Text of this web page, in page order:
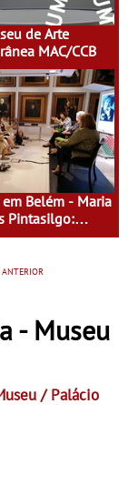
de Arte
MAC/CCB
em Belém - Maria
Pintasilgo:
Tempo Novo
anterior
- Museu
/ Palácio